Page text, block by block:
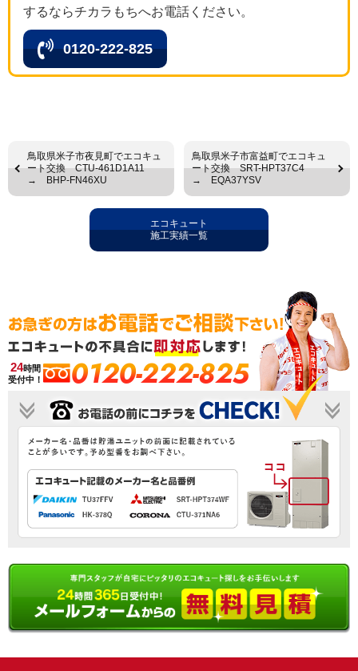
するならチカラもちへお電話ください。
0120-222-825
鳥取県米子市夜見町でエコキュ
ート交換 CTU-461D1A11
→ BHP-FN46XU
鳥取県米子市富益町でエコキュ
ート交換 SRT-HPT37C4
→ EQA37YSV
エコキュート
施工実績一覧
24時間
受付中！
0120-222-825